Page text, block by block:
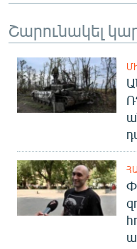
Շարունակել